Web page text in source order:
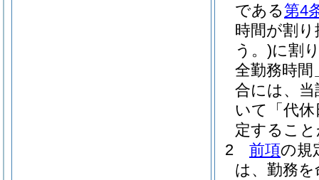
である第4
時間が割
う。)に割
全勤務時
合には、
いて「代
定するこ
2
前項の規
は、勤務